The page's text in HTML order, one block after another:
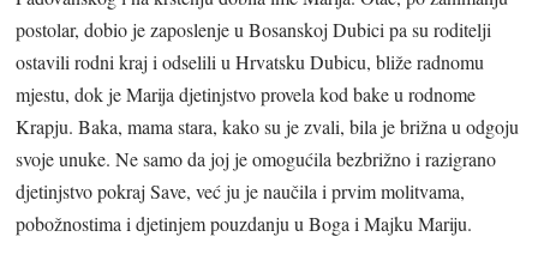
postolar, dobio je zaposlenje u Bosanskoj Dubici pa su roditelji
ostavili rodni kraj i odselili u Hrvatsku Dubicu, bliže radnomu
mjestu, dok je Marija djetinjstvo provela kod bake u rodnome
Krapju. Baka, mama stara, kako su je zvali, bila je brižna u odgoju
svoje unuke. Ne samo da joj je omogućila bezbrižno i razigrano
djetinjstvo pokraj Save, već ju je naučila i prvim molitvama,
pobožnostima i djetinjem pouzdanju u Boga i Majku Mariju.